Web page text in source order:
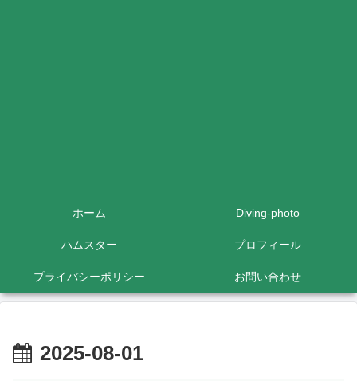
ホーム Diving-photo
ハムスター プロフィール
プライバシーポリシー お問い合わせ
2025-08-01